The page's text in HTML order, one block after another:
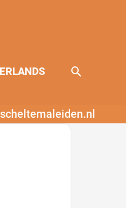
Zoeken